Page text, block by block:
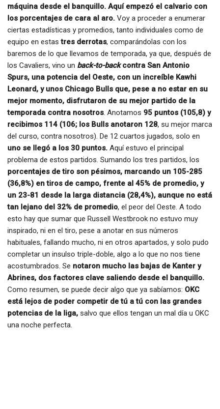
máquina desde el banquillo. Aquí empezó el calvario con
los porcentajes de cara al aro. Voy a proceder a enumerar
ciertas estadísticas y promedios, tanto individuales como de
equipo en estastres derrotas, comparándolas con los
baremos de lo que llevamos de temporada, ya que, después de
los Cavaliers, vino un back-to-backcontra San Antonio
Spurs, una potencia del Oeste, con un increíble Kawhi
Leonard, y unos Chicago Bulls que, pese a no estar en su
mejor momento, disfrutaron de su mejor partido de la
temporada contra nosotros. Anotamos 95 puntos (105,8) y
recibimos 114 (106; los Bulls anotaron 128, su mejor marca
del curso, contra nosotros). De 12 cuartos jugados, solo en
uno se llegó a los 30 puntos. Aquí estuvo el principal
problema de estos partidos. Sumando los tres partidos, los
porcentajes de tiro son pésimos, marcando un 105-285
(36,8%) en tiros de campo, frente al 45% de promedio, y
un 23-81 desde la larga distancia (28,4%), aunque no está
tan lejano del 32% de promedio, el peor del Oeste. A todo
esto hay que sumar que Russell Westbrook no estuvo muy
inspirado, ni en el tiro, pese a anotar en sus números
habituales, fallando mucho, ni en otros apartados, y solo pudo
completar un insulso triple-doble, algo a lo que no nos tiene
acostumbrados. Se notaron mucho las bajas de Kanter y
Abrines, dos factores clave saliendo desde el banquillo.
Como resumen, se puede decir algo que ya sabíamos: OKC
está lejos de poder competir de tú a tú con las grandes
potencias de la liga, salvo que ellos tengan un mal día u OKC
una noche perfecta.